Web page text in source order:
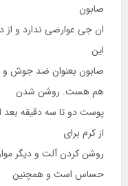
صابون
ان جی عوارضی ندارد و از
این
صابون بعنوان ضد جوش
هم هست. روشن شدن
پوست دو تا سه دقیقه
از کرم برای
روشن کردن آلت و دیگر
حساس است و همچنین